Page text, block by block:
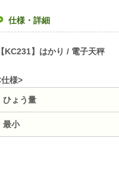
仕様・詳細
KC231】はかり / 電子天秤
様>
ひょう量
最小